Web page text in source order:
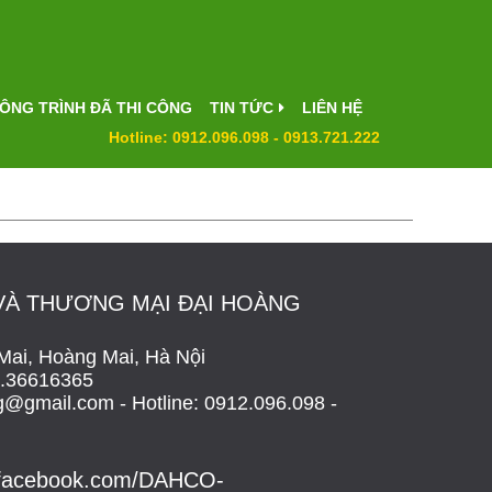
TRÌNH ĐÃ THI CÔNG TIN TỨC
LIÊN HỆ
Hotline: 0912.096.098 - 0913.721.222
THƯƠNG MẠI ĐẠI HOÀNG
Hoàng Mai, Hà Nội
- Hotline: 0912.096.098 -
DAHCO-